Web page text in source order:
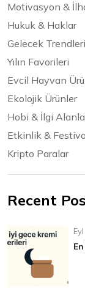
Motivasyon &
Hukuk & Haklar
Gelecek Trendleri
Yılın Favorileri
Evcil Hayvan
Ekolojik Ürünler
Hobi & İlgi
Etkinlik &
Kripto Paralar
Recent